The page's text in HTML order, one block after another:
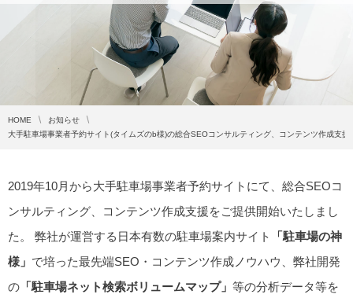
HOME
お知らせ
大手駐車場事業者予約サイト(タイムズのb様)の総合SEOコンサルティング、コンテンツ作成支援
2019年10月から大手駐車場事業者予約サイトにて、総合SEOコ
ンサルティング、コンテンツ作成支援をご提供開始いたしまし
た。 弊社が運営する日本有数の駐車場案内サイト
「駐車場の神
様」 で培った最先端SEO・コンテンツ作成ノウハウ、弊社開発
の 「駐車場ネット検索ボリュームマップ」 等の分析データ等を